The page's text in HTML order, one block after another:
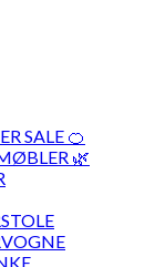
SALE 🍊
🌿